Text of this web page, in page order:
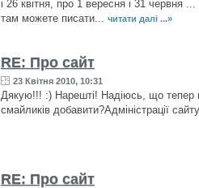
і 26 квітня, про 1 вересня і 31
там можете писати... читати далі ...»
RE: Про сайт
23 Квітня 2010, 10:31
Дякую!!! :) Нарешті! Надіюсь, що тепер
смайликів добавити?Адміністрації
RE: Про сайт